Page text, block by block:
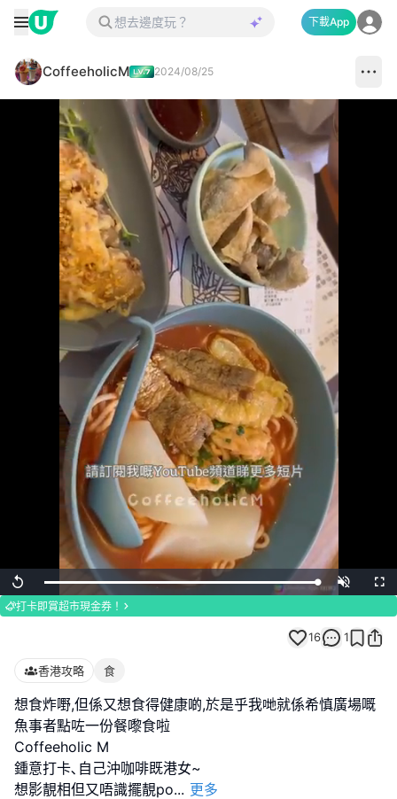
下載App
CoffeeholicM 2024/08/25
Replay Loaded:
100.00%
Unmute
打卡即賞超市現金券！
16 1
香港攻略 食
想食炸嘢,但係又想食得健康啲,於是乎我哋就係希慎廣場嘅
魚事者點咗一份餐嚟食啦
Coffeeholic M
鍾意打卡､自己沖咖啡既港女~
想影靚相但又唔識擺靚po... 更多